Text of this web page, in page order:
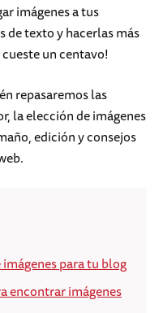
imágenes a tus
de texto y hacerlas más
un centavo!
repasaremos las
la elección de imágenes
edición y consejos
para tu blog
encontrar imágenes